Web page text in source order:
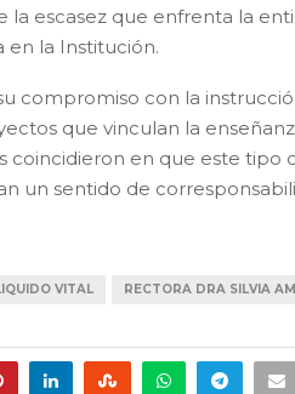
la escasez que enfrenta la
en la Institución.
compromiso con la
que vinculan la
coincidieron en que este tipo
un sentido de
VITAL RECTORA DRA SILVIA